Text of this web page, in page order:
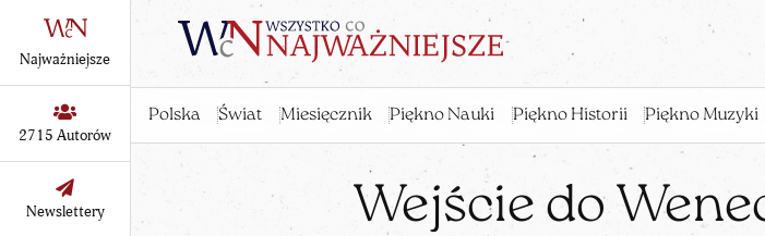
Polska Świat Miesięcznik Piękno Nauki Piękno Historii Piękno Muzyki
Najważniejsze
2715 Autorów
Newslettery Wejście do